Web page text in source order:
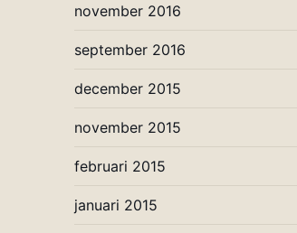
november 2016
september 2016
december 2015
november 2015
februari 2015
januari 2015